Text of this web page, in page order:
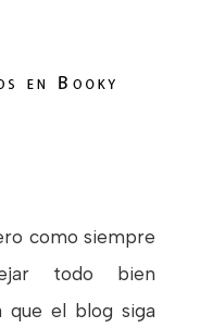
como siempre
todo bien
que el blog siga